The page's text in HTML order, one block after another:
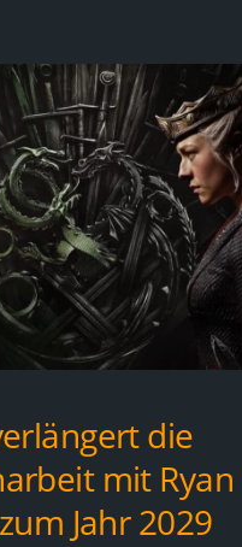
die
mit Ryan
Jahr 2029